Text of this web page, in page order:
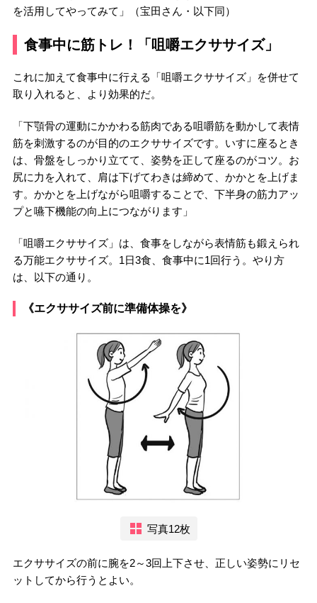
を活用してやってみて」（宝田さん・以下同）
食事中に筋トレ！「咀嚼エクササイズ」
これに加えて食事中に行える「咀嚼エクササイズ」を併せて
取り入れると、より効果的だ。
「下顎骨の運動にかかわる筋肉である咀嚼筋を動かして表情
筋を刺激するのが目的のエクササイズです。いすに座るとき
は、骨盤をしっかり立てて、姿勢を正して座るのがコツ。お
尻に力を入れて、肩は下げてわきは締めて、かかとを上げま
す。かかとを上げながら咀嚼することで、下半身の筋力アッ
プと嚥下機能の向上につながります」
「咀嚼エクササイズ」は、食事をしながら表情筋も鍛えられ
る万能エクササイズ。1日3食、食事中に1回行う。やり方
は、以下の通り。
《エクササイズ前に準備体操を》
写真12枚
エクササイズの前に腕を2～3回上下させ、正しい姿勢にリセ
ットしてから行うとよい。